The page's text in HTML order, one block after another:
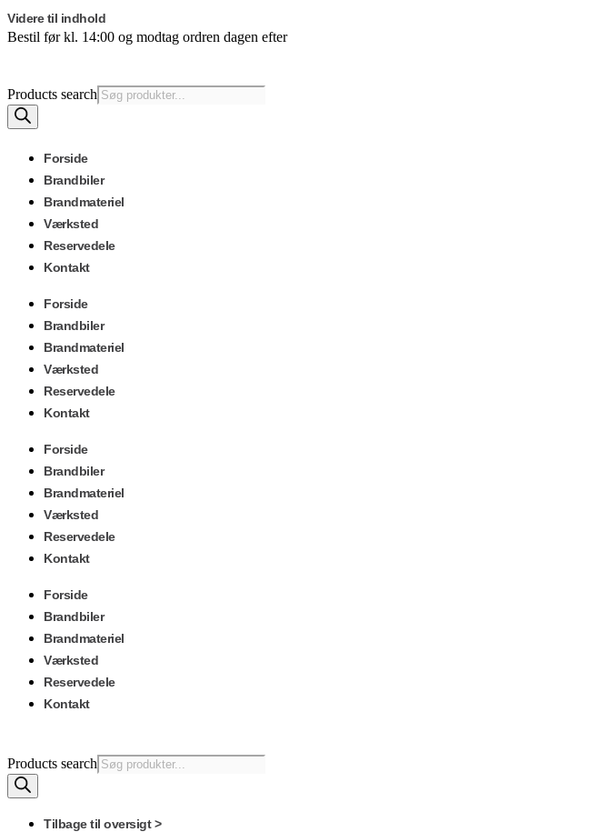
Videre til indhold
Bestil før kl. 14:00 og modtag ordren dagen efter
Products search
Forside
Brandbiler
Brandmateriel
Værksted
Reservedele
Kontakt
Forside
Brandbiler
Brandmateriel
Værksted
Reservedele
Kontakt
Forside
Brandbiler
Brandmateriel
Værksted
Reservedele
Kontakt
Forside
Brandbiler
Brandmateriel
Værksted
Reservedele
Kontakt
Products search
Tilbage til oversigt >